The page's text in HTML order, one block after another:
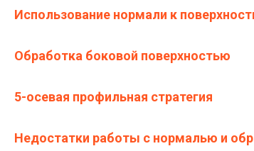
Использование нормали к
Обработка боковой поверхностью
5-осевая профильная стратегия
Недостатки работы с нормалью и